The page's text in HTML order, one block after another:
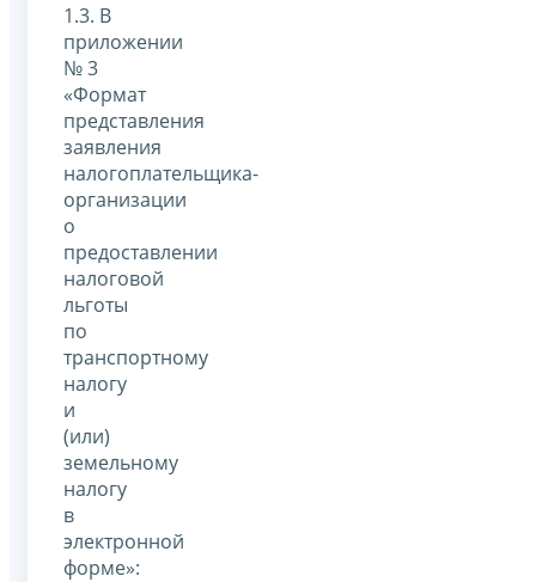
1.3. В
приложении
№ 3
«Формат
представления
заявления
налогоплательщика-
организации
о
предоставлении
налоговой
льготы
по
транспортному
налогу
и
(или)
земельному
налогу
в
электронной
форме»: